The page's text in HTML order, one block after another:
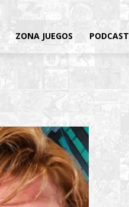
ZONA JUEGOS PODCAST